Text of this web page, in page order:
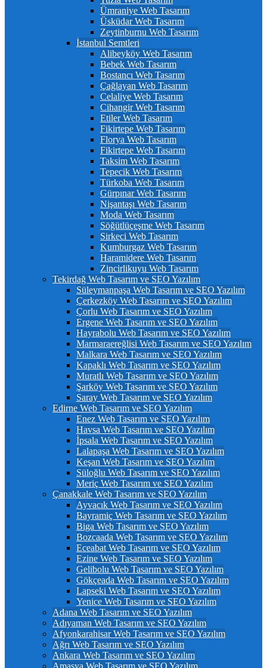
Ümraniye Web Tasarım
Üsküdar Web Tasarım
Zeytinburnu Web Tasarım
İstanbul Semtleri
Alibeyköy Web Tasarım
Bebek Web Tasarım
Bostancı Web Tasarım
Çağlayan Web Tasarım
Celaliye Web Tasarım
Cihangir Web Tasarım
Etiler Web Tasarım
Fikirtepe Web Tasarım
Florya Web Tasarım
Fikirtepe Web Tasarım
Taksim Web Tasarım
Tepecik Web Tasarım
Türkoba Web Tasarım
Gürpınar Web Tasarım
Nişantaşı Web Tasarım
Moda Web Tasarım
Söğütlüçeşme Web Tasarım
Sirkeci Web Tasarım
Kumburgaz Web Tasarım
Haramidere Web Tasarım
Zincirlikuyu Web Tasarım
Tekirdağ Web Tasarım ve SEO Yazılım
Süleymanpaşa Web Tasarım ve SEO Yazılım
Çerkezköy Web Tasarım ve SEO Yazılım
Çorlu Web Tasarım ve SEO Yazılım
Ergene Web Tasarım ve SEO Yazılım
Hayrabolu Web Tasarım ve SEO Yazılım
Marmaraereğlisi Web Tasarım ve SEO Yazılım
Malkara Web Tasarım ve SEO Yazılım
Kapaklı Web Tasarım ve SEO Yazılım
Muratlı Web Tasarım ve SEO Yazılım
Şarköy Web Tasarım ve SEO Yazılım
Saray Web Tasarım ve SEO Yazılım
Edirne Web Tasarım ve SEO Yazılım
Enez Web Tasarım ve SEO Yazılım
Havsa Web Tasarım ve SEO Yazılım
İpsala Web Tasarım ve SEO Yazılım
Lalapaşa Web Tasarım ve SEO Yazılım
Keşan Web Tasarım ve SEO Yazılım
Süloğlu Web Tasarım ve SEO Yazılım
Meriç Web Tasarım ve SEO Yazılım
Çanakkale Web Tasarım ve SEO Yazılım
Ayvacık Web Tasarım ve SEO Yazılım
Bayramiç Web Tasarım ve SEO Yazılım
Biga Web Tasarım ve SEO Yazılım
Bozcaada Web Tasarım ve SEO Yazılım
Eceabat Web Tasarım ve SEO Yazılım
Ezine Web Tasarım ve SEO Yazılım
Gelibolu Web Tasarım ve SEO Yazılım
Gökçeada Web Tasarım ve SEO Yazılım
Lapseki Web Tasarım ve SEO Yazılım
Yenice Web Tasarım ve SEO Yazılım
Adana Web Tasarım ve SEO Yazılım
Adıyaman Web Tasarım ve SEO Yazılım
Afyonkarahisar Web Tasarım ve SEO Yazılım
Ağrı Web Tasarım ve SEO Yazılım
Ankara Web Tasarım ve SEO Yazılım
Amasya Web Tasarım ve SEO Yazılım